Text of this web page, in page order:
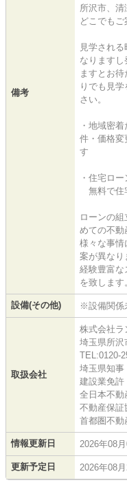
備考
所沢市、
どこでもご
見学され
なります
ますとお
りでも見
さい。
・地域密
件・価格変
す
・住宅ロ
無料で住
ローンの
めての不動
様々な事情
案が異なり
経験豊富な
を致します
設備(その他) ※設備関係
取扱会社
株式会社ラ
埼玉県所沢
TEL:0120-
埼玉県知事
建設業免
全日本不動
不動産保証
首都圏不動
情報更新日 2026年08月
更新予定日 2026年08月